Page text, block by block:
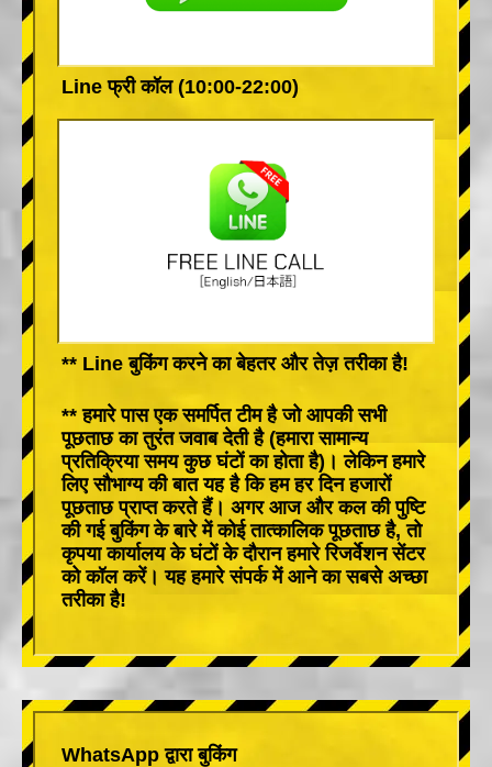
Line फ्री कॉल (10:00-22:00)
** Line बुकिंग करने का बेहतर और तेज़ तरीका है!
** हमारे पास एक समर्पित टीम है जो आपकी सभी
पूछताछ का तुरंत जवाब देती है (हमारा सामान्य
प्रतिक्रिया समय कुछ घंटों का होता है)। लेकिन हमारे
लिए सौभाग्य की बात यह है कि हम हर दिन हजारों
पूछताछ प्राप्त करते हैं। अगर आज और कल की पुष्टि
की गई बुकिंग के बारे में कोई तात्कालिक पूछताछ है, तो
कृपया कार्यालय के घंटों के दौरान हमारे रिजर्वेशन सेंटर
को कॉल करें। यह हमारे संपर्क में आने का सबसे अच्छा
तरीका है!
WhatsApp द्वारा बुकिंग